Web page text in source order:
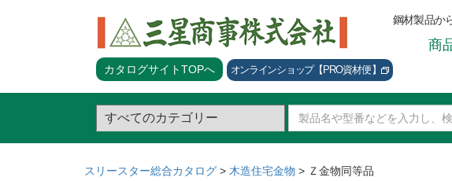
カタログサイトTOPへ オンラインショップ【PRO資材便】
鋼材製品か
商
スリースター総合カタログ > 木造住宅金物 > Ｚ金物同等品